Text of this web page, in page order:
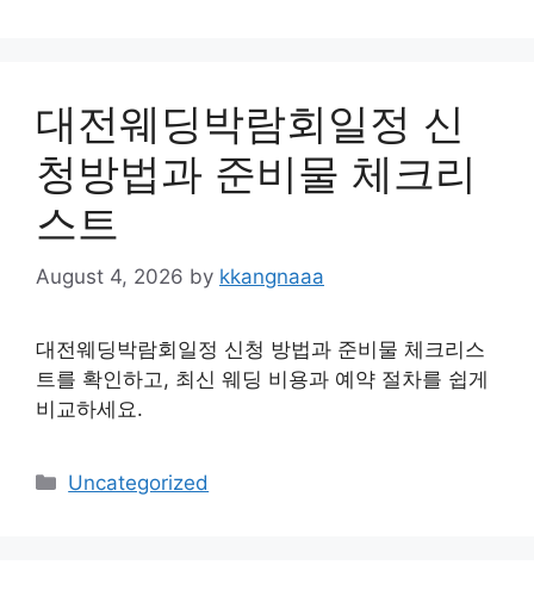
대전웨딩박람회일정 신
청방법과 준비물 체크리
스트
August 4, 2026 by kkangnaaa
대전웨딩박람회일정 신청 방법과 준비물 체크리스
트를 확인하고, 최신 웨딩 비용과 예약 절차를 쉽게
비교하세요.
Categories
Uncategorized